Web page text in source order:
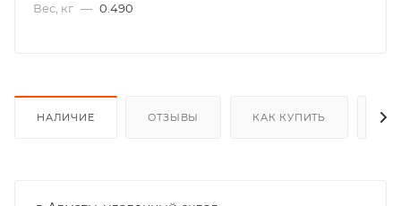
Вес, кг — 0.490
НАЛИЧИЕ ОТЗЫВЫ КАК КУПИТЬ